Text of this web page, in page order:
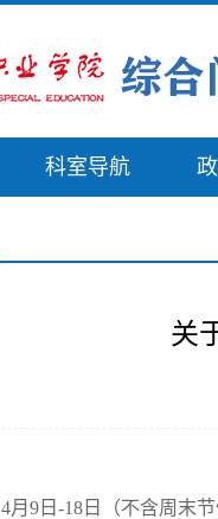
科室导航
关
月9日-18日（不含周末